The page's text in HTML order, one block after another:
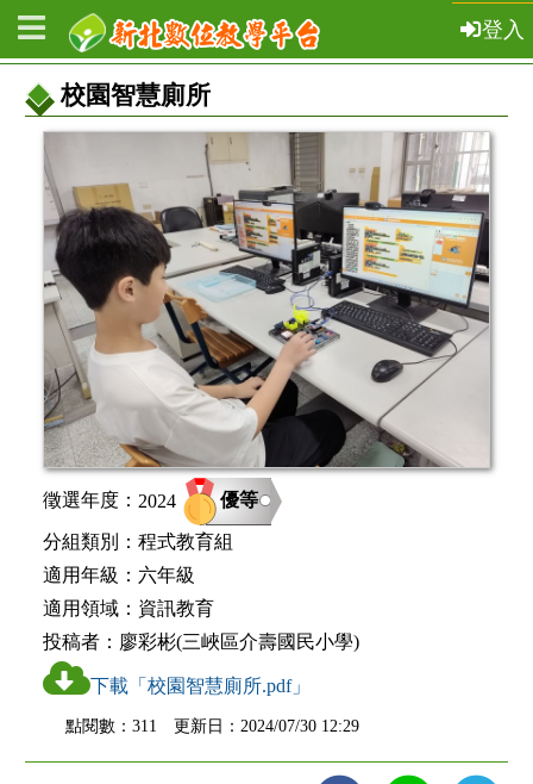
登入
校園智慧廁所
教
案
基
本
資
徵選年度： 2024 優等
分組類別： 程式教育組
適用年級： 六年級
適用領域： 資訊教育
投稿者： 廖彩彬(三峽區介壽國民小學)
下載「校園智慧廁所.pdf」
點閱數：311 更新日：2024/07/30 12:29